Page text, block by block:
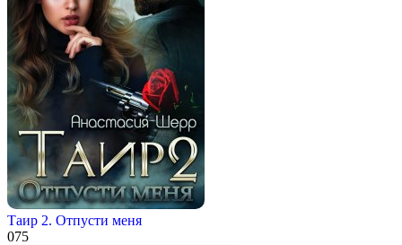
Таир 2. Отпусти меня
075